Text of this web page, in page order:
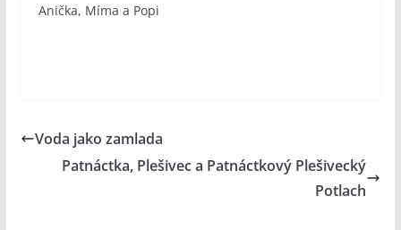
Anička, Míma a Popi
Voda jako zamlada
Patnáctka, Plešivec a Patnáctkový Plešivecký
Potlach